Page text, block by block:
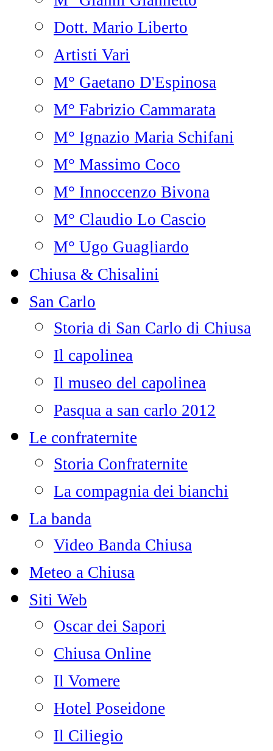
Dott. Mario Liberto
Artisti Vari
M° Gaetano D'Espinosa
M° Fabrizio Cammarata
M° Ignazio Maria Schifani
M° Massimo Coco
M° Innoccenzo Bivona
M° Claudio Lo Cascio
M° Ugo Guagliardo
Chiusa & Chisalini
San Carlo
Storia di San Carlo di Chiusa
Il capolinea
Il museo del capolinea
Pasqua a san carlo 2012
Le confraternite
Storia Confraternite
La compagnia dei bianchi
La banda
Video Banda Chiusa
Meteo a Chiusa
Siti Web
Oscar dei Sapori
Chiusa Online
Il Vomere
Hotel Poseidone
Il Ciliegio